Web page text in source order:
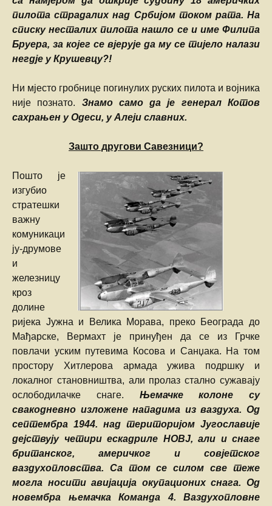
пилота страдалих над Србијом током рата. На
списку несталих пилота нашло се и име Филипа
Бруера, за којег се вјерује да му се тијело налази
негдје у Крушевцу?!
Ни мјесто гробнице погинулих руских пилота и војника
није познато. Знамо само да је генерал Котов
сахрањен у Одеси, у Алеји славних.
Зашто другови Савезници?
Пошто је
изгубио
стратешки
важну
комуникаци
ју-друмове
и
железницу
кроз
долине
ријека Јужна и Велика Морава, преко Београда до
Мађарске, Вермахт је принуђен да се из Грчке
повлачи уским путевима Косова и Санџака. На том
простору Хитлерова армада ужива подршку и
локалног становништва, али пролаз стално сужавају
ослободилачке снаге. Њемачке колоне су
свакодневно изложене нападима из ваздуха. Од
септембра 1944. над територијом Југославије
дејствују четири ескадриле НОВЈ, али и снаге
британског, америчког и совјетског
ваздухопловства. Са том се силом све теже
могла носити авијација окупационих снага. Од
новембра њемачка Команда 4. Ваздухопловне